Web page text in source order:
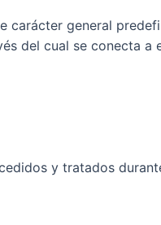
carácter general
del cual se conecta a
y tratados